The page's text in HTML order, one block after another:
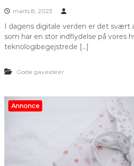
marts 8, 2023
I dagens digitale verden er det svært
som har en stor indflydelse på vores
teknologibegejstrede […]
Gode gaveideer
Annonce